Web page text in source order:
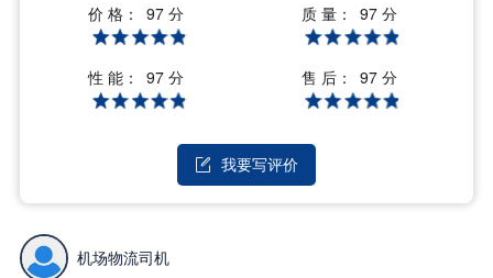
价 格： 97 分 质 量： 97 分
性 能： 97 分 售 后： 97 分
 我要写评价
机场物流司机